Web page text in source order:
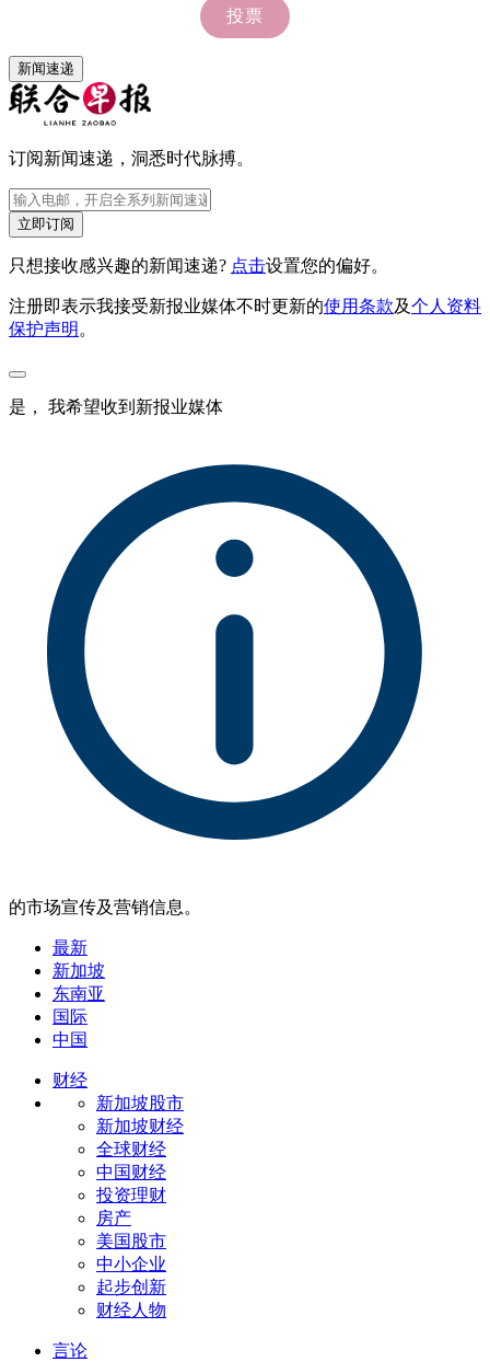
新闻速递
订阅新闻速递，洞悉时代脉搏。
立即订阅
只想接收感兴趣的新闻速递? 点击设置您的偏好。
注册即表示我接受新报业媒体不时更新的使用条款及个人资料
保护声明 。
是， 我希望收到新报业媒体
的市场宣传及营销信息。
最新
新加坡
东南亚
国际
中国
财经
新加坡股市
新加坡财经
全球财经
中国财经
投资理财
房产
美国股市
中小企业
起步创新
财经人物
言论